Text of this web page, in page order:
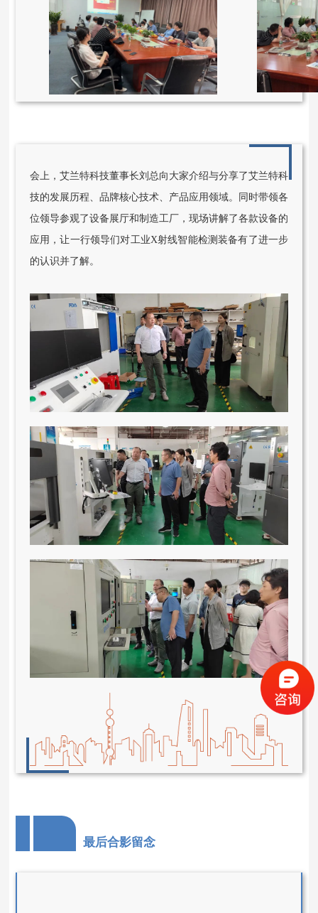
会上，艾兰特科技董事长刘总向大家介绍与分享了艾兰特科
技的发展历程、品牌核心技术、产品应用领域。同时带领各
位领导参观了设备展厅和制造工厂，现场讲解了各款设备的
应用，让一行领导们对工业X射线智能检测装备有了进一步
的认识并了解。
最后合影留念